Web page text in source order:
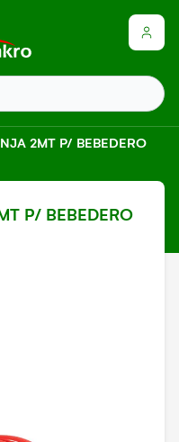
2MT P/ BEBEDERO
P/ BEBEDERO